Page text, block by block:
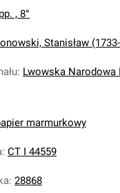
, 8°
Stanisław
: Lwowska
marmurkowy
: CT I 44559
: 28868